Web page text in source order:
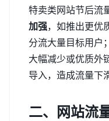
特卖类网站节后流
加强，如推出更优
分流大量目标用户
大幅减少或优质外
导入，造成流量下
二、网站流